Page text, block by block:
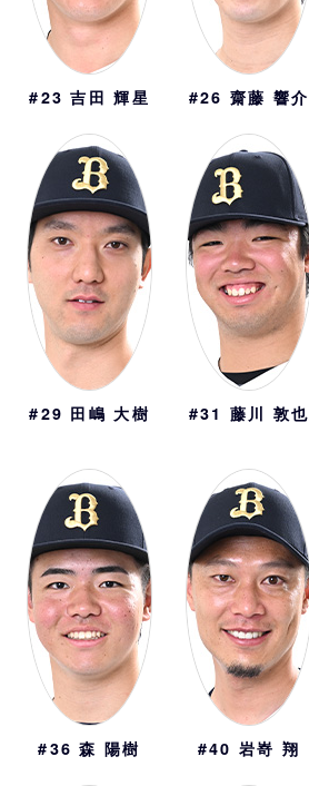
#23 吉田 輝星 #26 齋藤 響介
#29 田嶋 大樹 #31 藤川 敦也
#36 森 陽樹 #40 岩嵜 翔